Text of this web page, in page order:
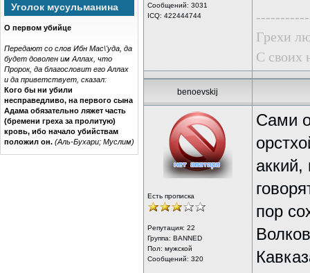
Уголок мусульманина
О первом убийце
Передают со слов Ибн Мас\'уда, да
будет доволен им Аллах, что
Пророк, да благословит его Аллах
и да приветствует, сказал:
Кого бы ни убили
несправедливо, на первого сына
Адама обязательно ляжет часть
(бремени греха за пролитую)
кровь, ибо начало убийствам
положил он. (Аль-Бухари; Муслим)
Сообщений: 3031
ICQ: 422444744
Грехи
С своих
benoevskij
Есть прописка
Репутация: 22
Группа: BANNED
Пол: мужской
Сообщений: 320
Сами
пор